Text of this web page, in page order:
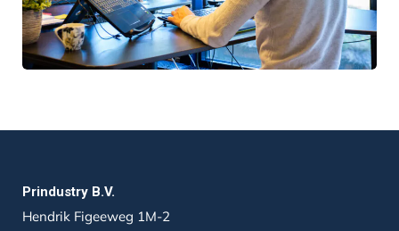
Prindustry B.V.
Hendrik Figeeweg 1M-2